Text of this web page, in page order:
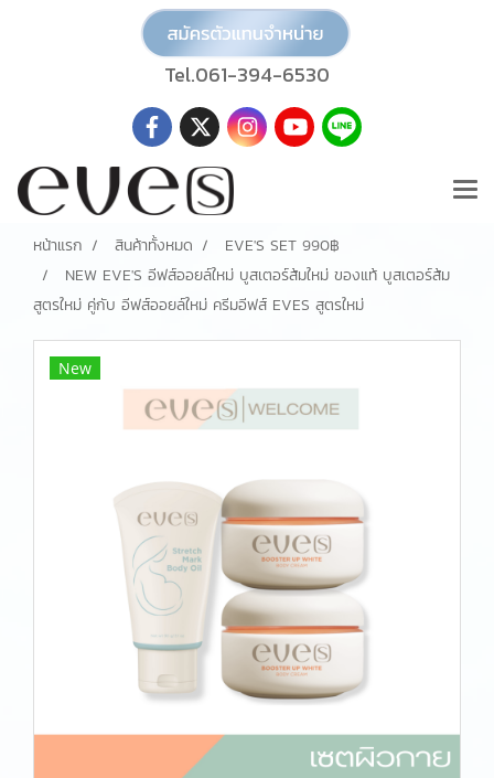
Tel.061-394-6530
หน้าแรก สินค้าทั้งหมด
EVE'S SET 990฿
NEW EVE'S อีฟส์ออยล์ใหม่ บูสเตอร์ส้มใหม่ ของแท้ บูสเตอร์ส้ม
สูตรใหม่ คู่กับ อีฟส์ออยล์ใหม่ ครีมอีฟส์ EVES สูตรใหม่
New